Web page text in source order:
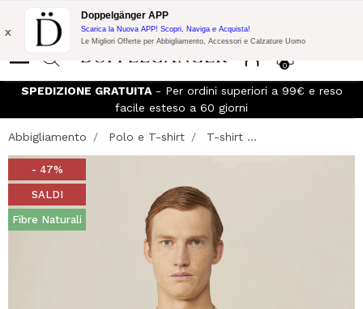
Promo Flash:
10% di Extra Sconto su 300€ di Acquisto con codice:
DOPPEL300
0
x
Doppelgänger APP
Scarica la Nuova APP! Scopri, Naviga e Acquista!
Le Migliori Offerte per Abbigliamento, Accessori e Calzature Uomo
SPEDIZIONE GRATUITA- Per ordini superiori a 99€ e reso
facile esteso a 60 giorni
Abbigliamento Polo e T-shirt T-shirt ...
- 47%
SALDI
Fibre Naturali